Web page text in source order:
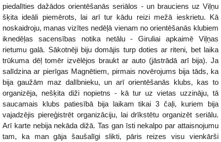
piedalīties dažādos orientēšanās seriālos - un brauciens uz Viļņu
šķita ideāli piemērots, lai arī tur kādu reizi mežā ieskrietu. Kā
noskaidroju, manas vizītes nedēļā vienam no orientēšanās klubiem
iknedēļas sacensības notika netālu - Giruliai apkaimē Viļņas
rietumu galā. Sākotnēji biju domājis turp doties ar riteni, bet laika
trūkuma dēļ tomēr izvēlējos braukt ar auto (jāstrādā arī bija). Ja
salīdzina ar pierīgas Magnētiem, pirmais novērojums bija tāds, ka
bija gaužām maz dalībnieku, un arī orientēšanās klubs, kas to
organizēja, nešķita diži nopietns - kā tur uz vietas uzzināju, tā
saucamais klubs patiesībā bija laikam tikai 3 čaļi, kuriem bija
vajadzējis piereģistrēt organizāciju, lai drīkstētu organizēt seriālu.
Arī karte nebija nekāda dižā. Tas gan īsti nekalpo par attaisnojumu
tam, ka man gāja šaušalīgi slikti, pāris reizes visu vienkārši